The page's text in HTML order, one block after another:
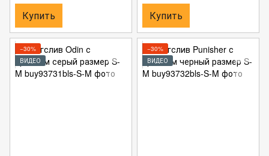
Купить Купить
−30%
ВИДЕО
−30%
ВИДЕО